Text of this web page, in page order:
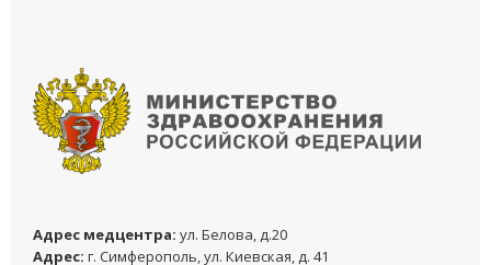
Адреc медцентра: ул. Белова, д.20
Адреc: г. Симферополь, ул. Киевская, д. 41